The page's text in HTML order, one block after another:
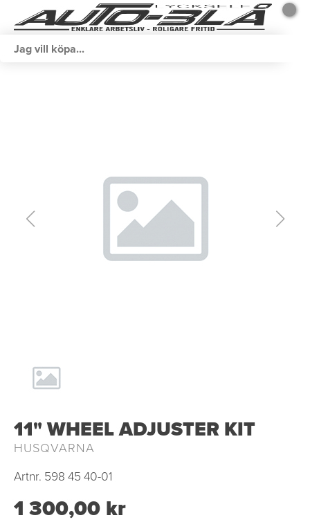
11" WHEEL ADJUSTER KIT
HUSQVARNA
Artnr. 598 45 40-01
1 300,00 kr